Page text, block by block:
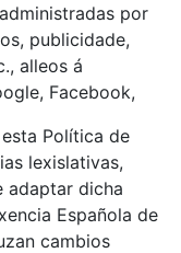
por
publicidade,
alleos á
Facebook,
Política de
lexislativas,
adaptar dicha
Española de
cambios